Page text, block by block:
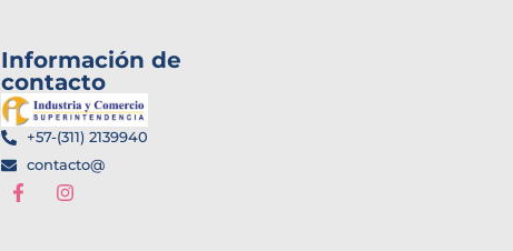
Información de
contacto
+57-(311) 2139940
contacto@